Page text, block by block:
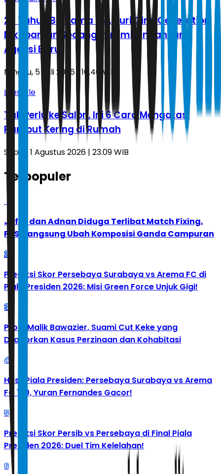
25 Tahun Bersama SM, Yuri Girls Generation
Dikabarkan Sedang Pertimbangankan
Agensi Baru
Minggu, 5 Juli 2026 | 16.40 WIB
Lifestyle
Tak Perlu ke Salon, Ini 6 Cara Mengatasi
Rambut Kering di Rumah
Sabtu, 1 Agustus 2026 | 23.09 WIB
Terpopuler
1
Jafar dan Adnan Diduga Terlibat Match Fixing,
PBSI Langsung Ubah Komposisi Ganda Campuran
2
Prediksi Skor Persebaya Surabaya vs Arema FC di
Piala Presiden 2026: Misi Green Force Unjuk Gigi!
3
Profil Malik Bawazier, Suami Cut Keke yang
Dilaporkan Kasus Perzinaan dan Kohabitasi
4
Hasil Piala Presiden: Persebaya Surabaya vs Arema
FC 1-0, Yuran Fernandes Gacor!
5
Prediksi Skor Persib vs Persebaya di Final Piala
Presiden 2026: Duel Tim Kelelahan!
6